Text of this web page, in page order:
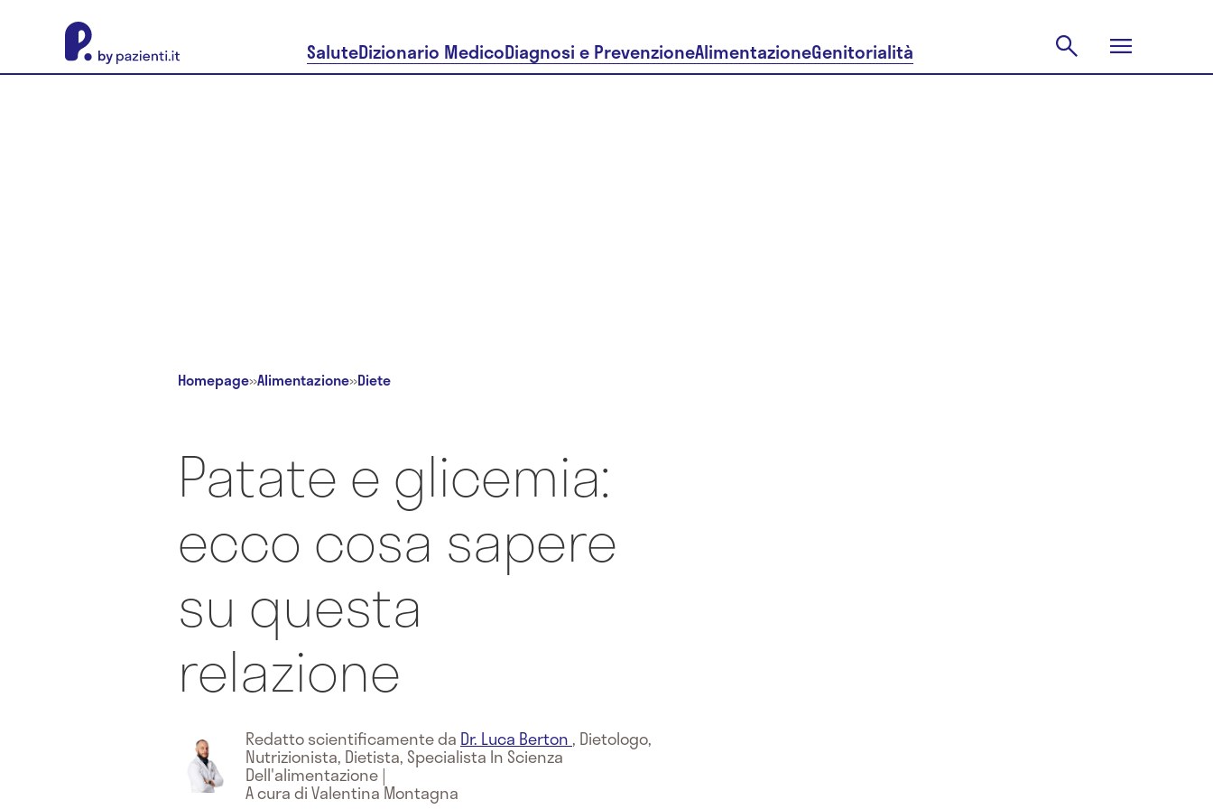
SaluteDizionario MedicoDiagnosi e PrevenzioneAlimentazioneGenitorialità
Homepage»Alimentazione»Diete
Patate e glicemia:
ecco cosa sapere
su questa
relazione
Redatto scientificamente da Dr. Luca Berton , Dietologo,
Nutrizionista, Dietista, Specialista In Scienza
Dell'alimentazione|
A cura di Valentina Montagna